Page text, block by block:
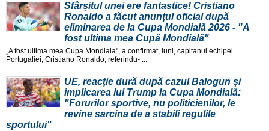
Sfârșitul unei ere fantastice! Cristiano
Ronaldo a făcut anunțul oficial după
eliminarea de la Cupa Mondială 2026 - "A
fost ultima mea Cupă Mondială"
„A fost ultima mea Cupa Mondiala", a confirmat, luni, capitanul echipei
Portugaliei, Cristiano Ronaldo, referindu- ...
UE, reacție dură după cazul Balogun și
implicarea lui Trump la Cupa Mondială:
"Forurilor sportive, nu politicienilor, le
revine sarcina de a stabili regulile
sportului"